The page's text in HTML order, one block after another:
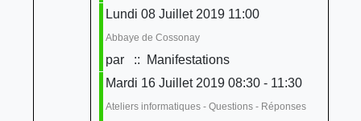
Lundi 08 Juillet 2019 11:00
Abbaye de Cossonay
par
:: Manifestations
Mardi 16 Juillet 2019 08:30 - 11:30
Ateliers informatiques - Questions - Réponses